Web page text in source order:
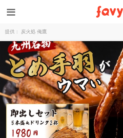
提供： 炭火処 俺鷹